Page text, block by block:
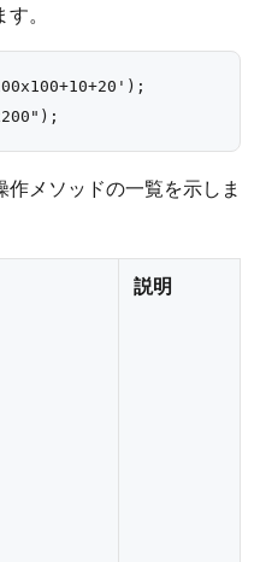
。
メソッドの一覧を示しま
説明